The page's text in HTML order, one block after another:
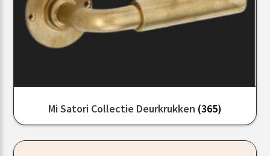
Mi Satori Collectie Deurkrukken (365)